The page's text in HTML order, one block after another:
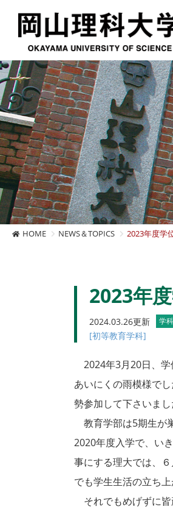
HOME NEWS＆TOPICS 2023年度学
2023年
2024.03.26更新 学
[初等教育学科]
2024年3月20日、学
あいにくの雨模様で
勢参加して下さいまし
教育学部は5期生が
2020年度入学で、い
事にする理大では、
でも学生生活の立ち
それでもめげずに皆